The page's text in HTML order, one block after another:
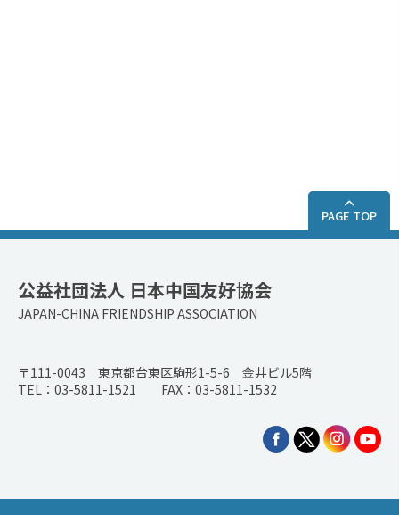
PAGE TOP
公益社団法人 日本中国友好協会
JAPAN-CHINA FRIENDSHIP ASSOCIATION
〒111-0043 東京都台東区駒形1-5-6 金井ビル5階
TEL：03-5811-1521 FAX：03-5811-1532